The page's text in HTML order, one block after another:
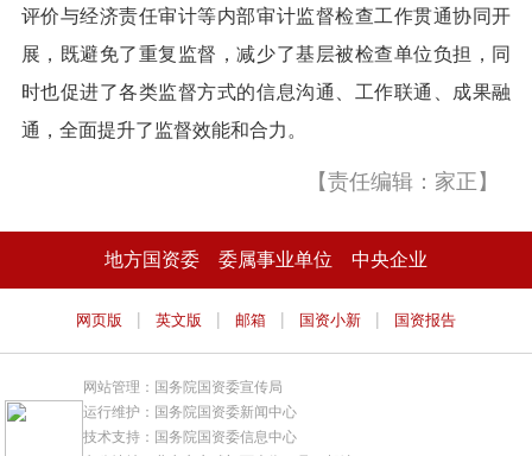
评价与经济责任审计等内部审计监督检查工作贯通协同开
展，既避免了重复监督，减少了基层被检查单位负担，同
时也促进了各类监督方式的信息沟通、工作联通、成果融
通，全面提升了监督效能和合力。
【责任编辑：家正】
地方国资委 委属事业单位 中央企业
网页版 | 英文版 | 邮箱 | 国资小新 | 国资报告
网站管理：国务院国资委宣传局
运行维护：国务院国资委新闻中心
技术支持：国务院国资委信息中心